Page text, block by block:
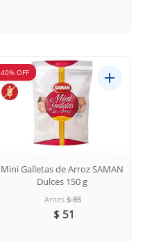
40% OFF
Mini Galletas de Arroz SAMAN
Dulces 150 g
Antes $ 85
$ 51